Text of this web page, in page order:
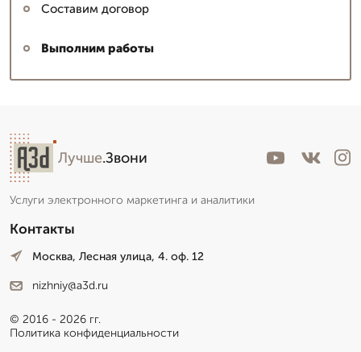
Составим договор
Выполним работы
Лучше.Звони
Услуги электронного маркетинга и аналитики
Контакты
Москва, Лесная улица, 4. оф. 12
nizhniy@a3d.ru
© 2016 - 2026 гг.
Политика конфиденциальности